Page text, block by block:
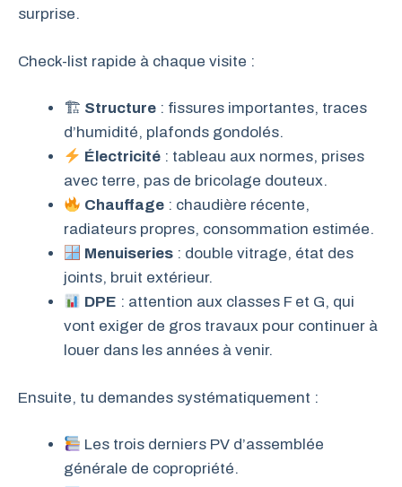
surprise.
Check-list rapide à chaque visite :
🏗 Structure : fissures importantes, traces
d’humidité, plafonds gondolés.
Électricité : tableau aux normes, prises
avec terre, pas de bricolage douteux.
Chauffage : chaudière récente,
radiateurs propres, consommation estimée.
Menuiseries : double vitrage, état des
joints, bruit extérieur.
DPE : attention aux classes F et G, qui
vont exiger de gros travaux pour continuer à
louer dans les années à venir.
Ensuite, tu demandes systématiquement :
Les trois derniers PV d’assemblée
générale de copropriété.